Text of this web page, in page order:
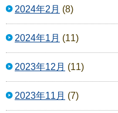
2024年2月 (8)
2024年1月 (11)
2023年12月 (11)
2023年11月 (7)